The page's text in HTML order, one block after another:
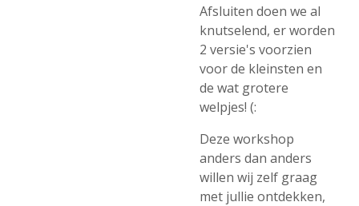
Afsluiten doen we al
knutselend, er worden
2 versie's voorzien
voor de kleinsten en
de wat grotere
welpjes! (:
Deze workshop
anders dan anders
willen wij zelf graag
met jullie ontdekken,